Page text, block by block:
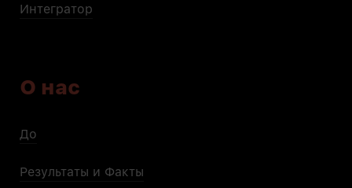
Интегратор
О нас
До
Результаты и Факты